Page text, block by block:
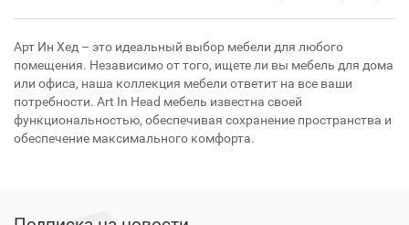
Арт Ин Хед – это идеальный выбор мебели для любого
помещения. Независимо от того, ищете ли вы мебель для дома
или офиса, наша коллекция мебели ответит на все ваши
потребности. Art In Head мебель известна своей
функциональностью, обеспечивая сохранение пространства и
обеспечение максимального комфорта.